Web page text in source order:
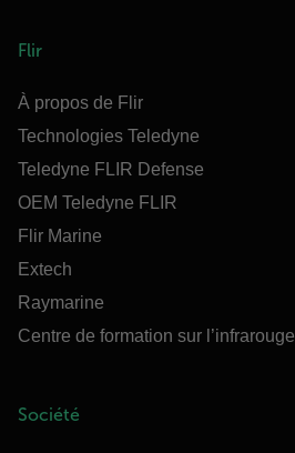
Flir
À propos de Flir
Technologies Teledyne
Teledyne FLIR Defense
OEM Teledyne FLIR
Flir Marine
Extech
Raymarine
Centre de formation sur l’infrarouge
Société